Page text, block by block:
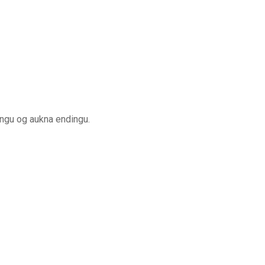
og aukna endingu.